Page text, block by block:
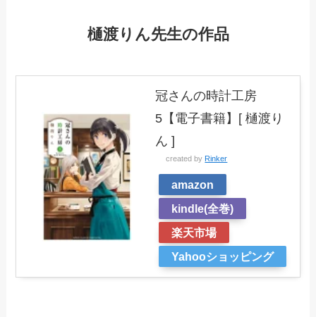
樋渡りん先生の作品
冠さんの時計工房
5【電子書籍】[ 樋渡り
ん ]
created by Rinker
amazon
kindle(全巻)
楽天市場
Yahooショッピング